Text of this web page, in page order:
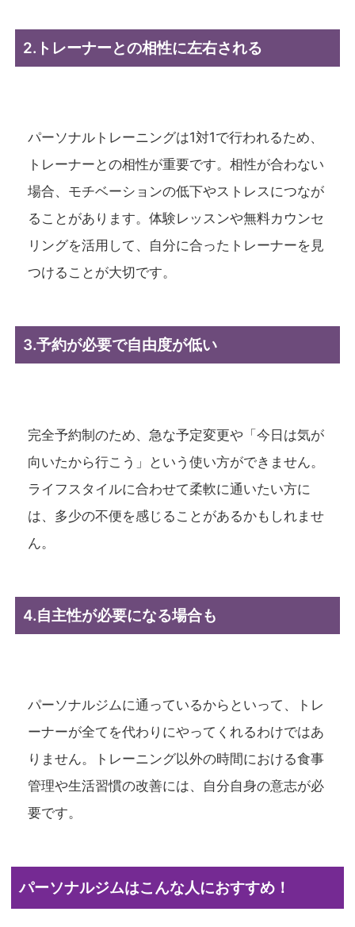
2.トレーナーとの相性に左右される
パーソナルトレーニングは1対1で行われるため、
トレーナーとの相性が重要です。相性が合わない
場合、モチベーションの低下やストレスにつなが
ることがあります。体験レッスンや無料カウンセ
リングを活用して、自分に合ったトレーナーを見
つけることが大切です。
3.予約が必要で自由度が低い
完全予約制のため、急な予定変更や「今日は気が
向いたから行こう」という使い方ができません。
ライフスタイルに合わせて柔軟に通いたい方に
は、多少の不便を感じることがあるかもしれませ
ん。
4.自主性が必要になる場合も
パーソナルジムに通っているからといって、トレ
ーナーが全てを代わりにやってくれるわけではあ
りません。トレーニング以外の時間における食事
管理や生活習慣の改善には、自分自身の意志が必
要です。
パーソナルジムはこんな人におすすめ！